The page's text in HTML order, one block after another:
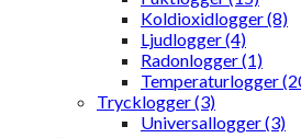
Koldioxidlogger (8)
Ljudlogger (4)
Radonlogger (1)
Temperaturlogger
Trycklogger (3)
Universallogger (3)